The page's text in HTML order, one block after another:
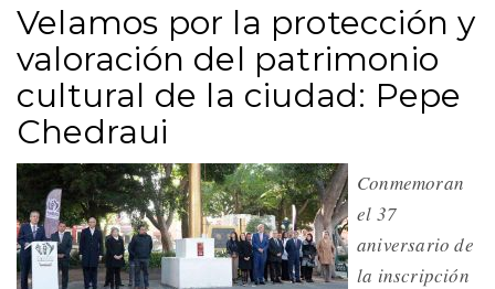
Velamos por la protección y
valoración del patrimonio
cultural de la ciudad: Pepe
Chedraui
Conmemoran
el 37
aniversario de
la inscripción